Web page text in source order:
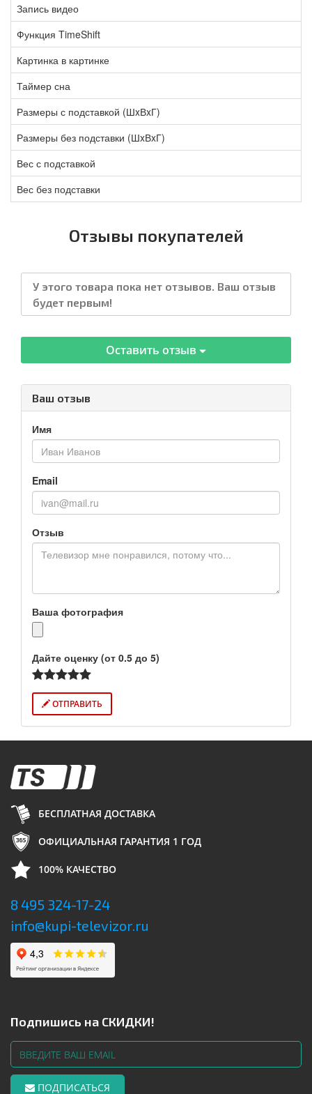
Запись видео
Функция TimeShift
Картинка в картинке
Таймер сна
Размеры с подставкой (ШxВxГ)
Размеры без подставки (ШxВxГ)
Вес с подставкой
Вес без подставки
Отзывы покупателей
У этого товара пока нет отзывов. Ваш отзыв
будет первым!
Оставить отзыв
Ваш отзыв
Имя
Email
Отзыв
Ваша фотография
Дайте оценку (от 0.5 до 5)
ОТПРАВИТЬ
БЕСПЛАТНАЯ ДОСТАВКА
ОФИЦИАЛЬНАЯ ГАРАНТИЯ 1 ГОД
100% КАЧЕСТВО
8 495 324-17-24
info@kupi-televizor.ru
Подпишись на СКИДКИ!
ПОДПИСАТЬСЯ